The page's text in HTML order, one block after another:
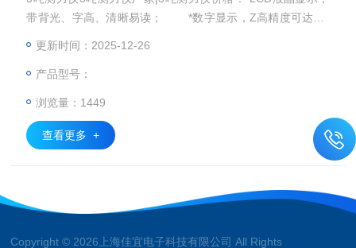
带背光、字高、清晰易读； *数字显示，Z高精度可达1/3
口； *测力类型:拉力和压力（即推力）； *连接方
更新时间：2025-12-26
产品型号：
浏览量：1449
查看更多 +
Copyright © 2026上海佳宜电子科技有限公司 All Rights